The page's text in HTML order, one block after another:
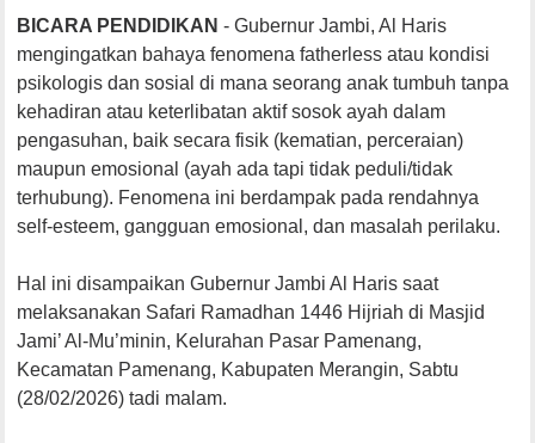
BICARA PENDIDIKAN- Gubernur Jambi, Al Haris
mengingatkan bahaya fenomena fatherless atau kondisi
psikologis dan sosial di mana seorang anak tumbuh tanpa
kehadiran atau keterlibatan aktif sosok ayah dalam
pengasuhan, baik secara fisik (kematian, perceraian)
maupun emosional (ayah ada tapi tidak peduli/tidak
terhubung). Fenomena ini berdampak pada rendahnya
self-esteem, gangguan emosional, dan masalah perilaku.
Hal ini disampaikan Gubernur Jambi Al Haris saat
melaksanakan Safari Ramadhan 1446 Hijriah di Masjid
Jami’ Al-Mu’minin, Kelurahan Pasar Pamenang,
Kecamatan Pamenang, Kabupaten Merangin, Sabtu
(28/02/2026) tadi malam.